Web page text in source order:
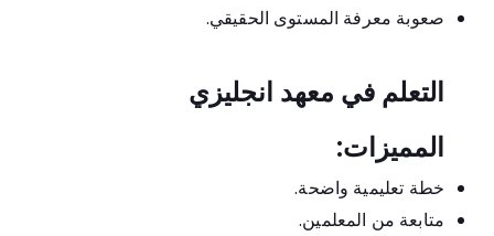
صعوبة معرفة المستوى الحقيقي.
التعلم في معهد انجليزي
المميزات:
خطة تعليمية واضحة.
متابعة من المعلمين.